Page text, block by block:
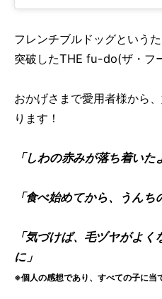
フレンチブルドッグという
突破したTHE fu-do(ザ・フ
おかげさまで愛用者様から
ります！
「しわの赤みが落ち着いた
「食べ始めてから、うんち
「気づけば、毛ヅヤがよ
に」
※個人の感想であり、すべての子に当